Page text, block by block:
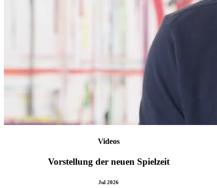
Videos
Vorstellung der neuen Spielzeit
Jul 2026